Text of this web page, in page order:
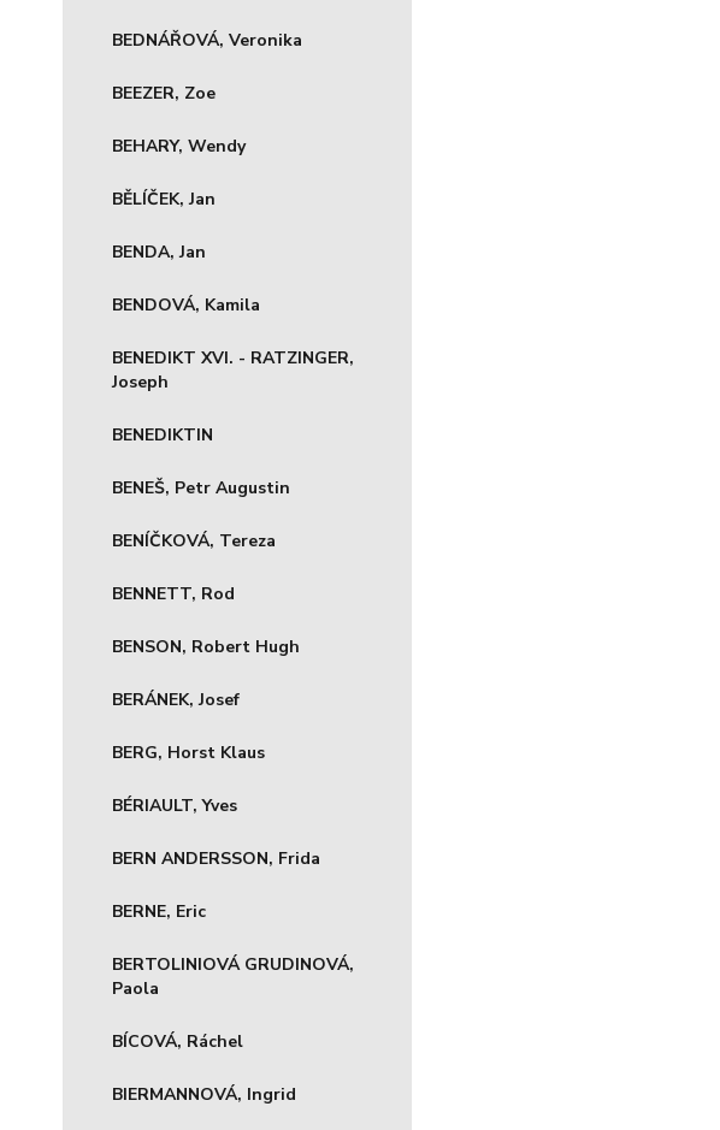
BEDNÁŘOVÁ, Veronika
BEEZER, Zoe
BEHARY, Wendy
BĚLÍČEK, Jan
BENDA, Jan
BENDOVÁ, Kamila
BENEDIKT XVI. - RATZINGER,
Joseph
BENEDIKTIN
BENEŠ, Petr Augustin
BENÍČKOVÁ, Tereza
BENNETT, Rod
BENSON, Robert Hugh
BERÁNEK, Josef
BERG, Horst Klaus
BÉRIAULT, Yves
BERN ANDERSSON, Frida
BERNE, Eric
BERTOLINIOVÁ GRUDINOVÁ,
Paola
BÍCOVÁ, Ráchel
BIERMANNOVÁ, Ingrid